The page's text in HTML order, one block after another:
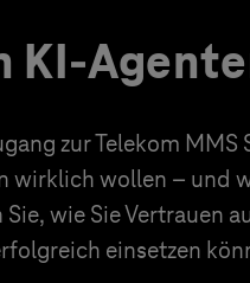
KI-
zur Telekom MMS
wirklich wollen – und
wie Sie Vertrauen
einsetzen